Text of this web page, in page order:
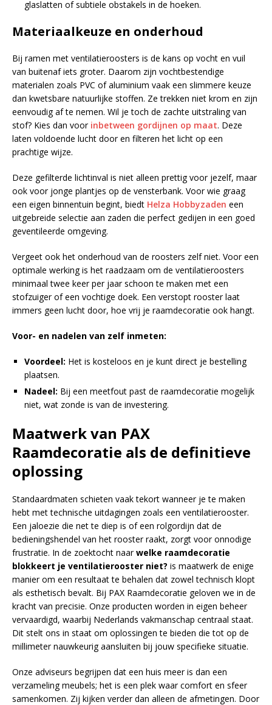
glaslatten of subtiele obstakels in de hoeken.
Materiaalkeuze en onderhoud
Bij ramen met ventilatieroosters is de kans op vocht en vuil
van buitenaf iets groter. Daarom zijn vochtbestendige
materialen zoals PVC of aluminium vaak een slimmere keuze
dan kwetsbare natuurlijke stoffen. Ze trekken niet krom en zijn
eenvoudig af te nemen. Wil je toch de zachte uitstraling van
stof? Kies dan voor inbetween gordijnen op maat. Deze
laten voldoende lucht door en filteren het licht op een
prachtige wijze.
Deze gefilterde lichtinval is niet alleen prettig voor jezelf, maar
ook voor jonge plantjes op de vensterbank. Voor wie graag
een eigen binnentuin begint, biedt Helza Hobbyzaden een
uitgebreide selectie aan zaden die perfect gedijen in een goed
geventileerde omgeving.
Vergeet ook het onderhoud van de roosters zelf niet. Voor een
optimale werking is het raadzaam om de ventilatieroosters
minimaal twee keer per jaar schoon te maken met een
stofzuiger of een vochtige doek. Een verstopt rooster laat
immers geen lucht door, hoe vrij je raamdecoratie ook hangt.
Voor- en nadelen van zelf inmeten:
Voordeel: Het is kosteloos en je kunt direct je bestelling
plaatsen.
Nadeel: Bij een meetfout past de raamdecoratie mogelijk
niet, wat zonde is van de investering.
Maatwerk van PAX
Raamdecoratie als de definitieve
oplossing
Standaardmaten schieten vaak tekort wanneer je te maken
hebt met technische uitdagingen zoals een ventilatierooster.
Een jaloezie die net te diep is of een rolgordijn dat de
bedieningshendel van het rooster raakt, zorgt voor onnodige
frustratie. In de zoektocht naarwelke raamdecoratie
blokkeert je ventilatierooster niet? is maatwerk de enige
manier om een resultaat te behalen dat zowel technisch klopt
als esthetisch bevalt. Bij PAX Raamdecoratie geloven we in de
kracht van precisie. Onze producten worden in eigen beheer
vervaardigd, waarbij Nederlands vakmanschap centraal staat.
Dit stelt ons in staat om oplossingen te bieden die tot op de
millimeter nauwkeurig aansluiten bij jouw specifieke situatie.
Onze adviseurs begrijpen dat een huis meer is dan een
verzameling meubels; het is een plek waar comfort en sfeer
samenkomen. Zij kijken verder dan alleen de afmetingen. Door